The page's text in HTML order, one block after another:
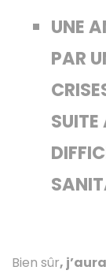
UNE
PAR
SUITE
Bien sûr,